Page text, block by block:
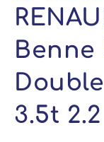
Benne
3.5t